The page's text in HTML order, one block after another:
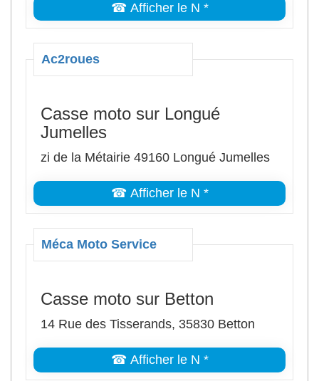
☎ Afficher le N *
Ac2roues
Casse moto sur Longué
Jumelles
zi de la Métairie 49160 Longué Jumelles
☎ Afficher le N *
Méca Moto Service
Casse moto sur Betton
14 Rue des Tisserands, 35830 Betton
☎ Afficher le N *